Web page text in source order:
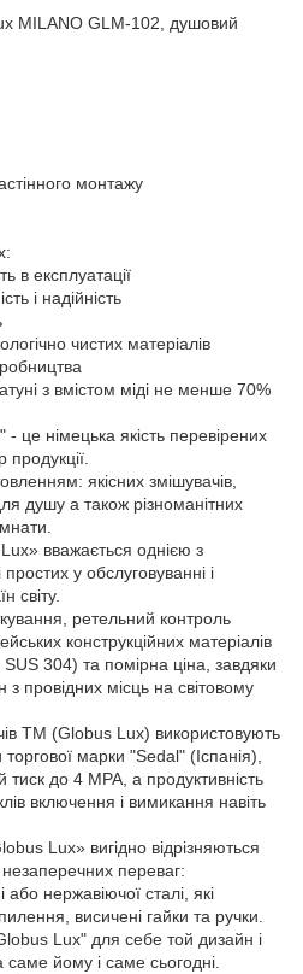
MILANO GLM-102, душовий
монтажу
в експлуатації
і надійність
чистих матеріалів
з вмістом міді не менше 70%
це німецька якість перевірених
продукції.
якісних змішувачів,
душу а також різноманітних
вважається однією з
у обслуговуванні і
світу.
ретельний контроль
конструкційних матеріалів
304) та помірна ціна, завдяки
провідних місць на світовому
ТМ (Globus Lux) використовують
марки "Sedal" (Іспанія),
тиск до 4 МРА, а продуктивність
включення і вимикання навіть
Lux» вигідно відрізняються
незаперечних переваг:
або нержавіючої сталі, які
висичені гайки та ручки.
Lux" для себе той дизайн і
саме йому і саме сьогодні.